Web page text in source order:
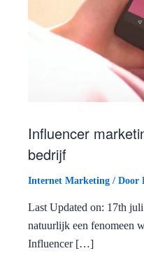
Influencer
bedrijf
Internet Marketing / Door
Last Updated on: 17th
natuurlijk een fenomeen
Influencer […]